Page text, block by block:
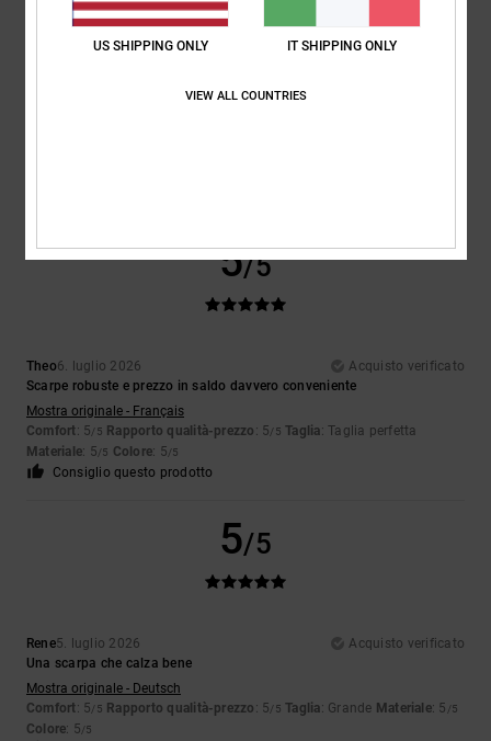
6. luglio 2026
5/5
Theo6. luglio 2026
Acquisto verificato
Scarpe robuste e prezzo in saldo davvero conveniente
Mostra originale - Français
Comfort: 5/5 Rapporto qualità-prezzo : 5/5 Taglia: Taglia perfetta
Materiale: 5/5 Colore: 5/5
Consiglio questo prodotto
5/5
Rene5. luglio 2026
Acquisto verificato
Una scarpa che calza bene
Mostra originale - Deutsch
Comfort: 5/5 Rapporto qualità-prezzo : 5/5 Taglia: Grande Materiale: 5 /5
Colore: 5/5
US SHIPPING ONLY IT SHIPPING ONLY
VIEW ALL COUNTRIES